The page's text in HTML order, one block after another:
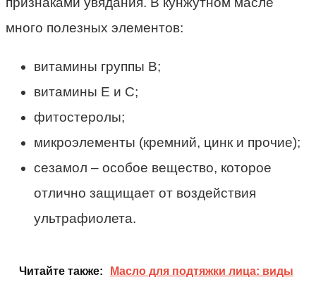
много полезных элементов:
витамины группы В;
витамины Е и С;
фитостеролы;
микроэлементы (кремний, цинк и прочие);
сезамол – особое вещество, которое
отлично защищает от воздействия
ультрафиолета.
Читайте также: Масло для подтяжки лица: виды